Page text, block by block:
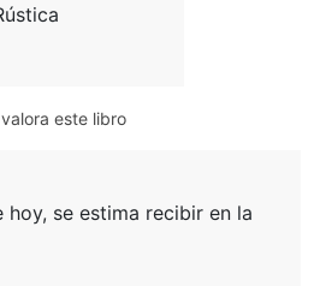
este libro
hoy, se estima recibir en la